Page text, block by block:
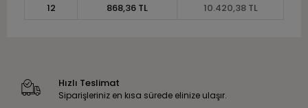
12
868,36 TL 10.420,38 TL
Hızlı Teslimat
Siparişleriniz en kısa sürede elinize ulaşır.